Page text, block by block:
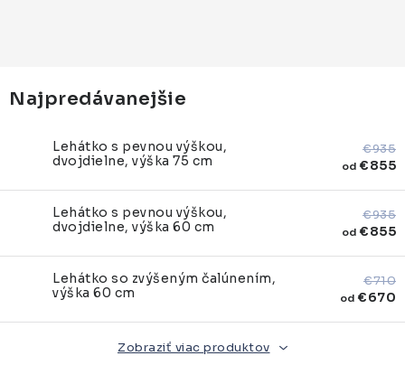
Najpredávanejšie
Lehátko s pevnou výškou,
dvojdielne, výška 75 cm
€935
od €855
Lehátko s pevnou výškou,
dvojdielne, výška 60 cm
€935
od €855
Lehátko so zvýšeným čalúnením,
výška 60 cm
€710
od €670
Zobraziť viac produktov